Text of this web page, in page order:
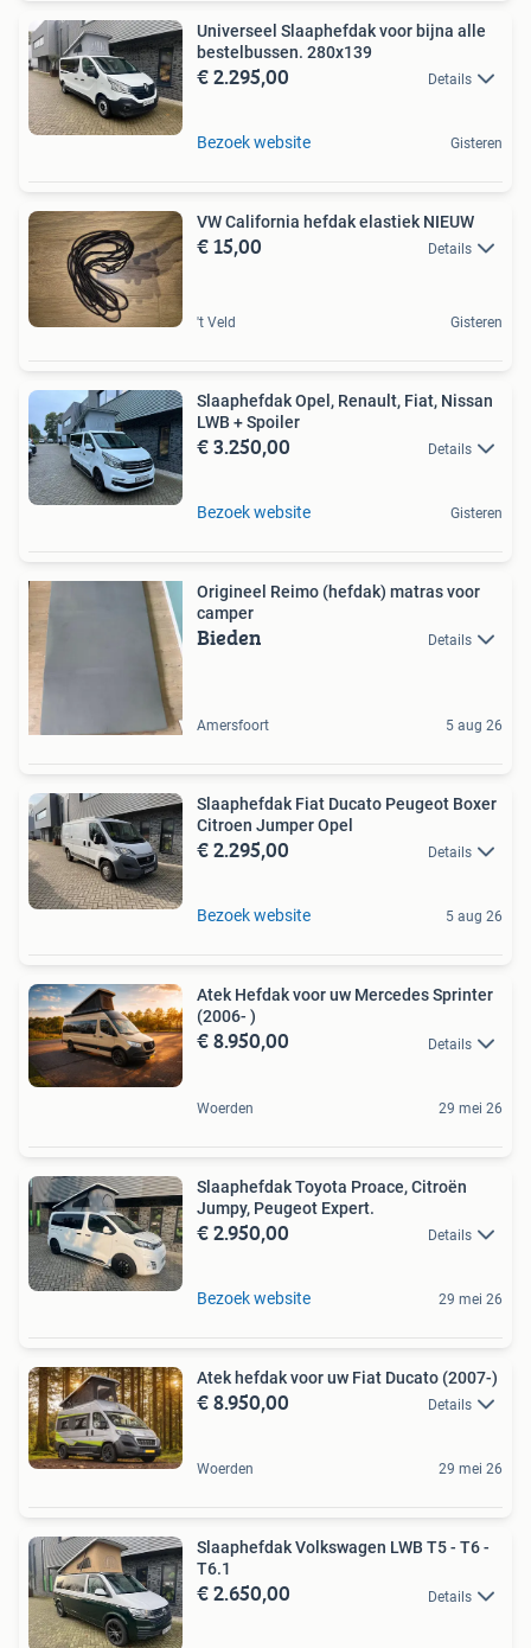
Universeel Slaaphefdak voor bijna alle
bestelbussen. 280x139
€ 2.295,00 Details
Bezoek website Gisteren
VW California hefdak elastiek NIEUW
€ 15,00 Details
't Veld Gisteren
Slaaphefdak Opel, Renault, Fiat, Nissan
LWB + Spoiler
€ 3.250,00 Details
Bezoek website Gisteren
Origineel Reimo (hefdak) matras voor
camper
Bieden Details
Amersfoort 5 aug 26
Slaaphefdak Fiat Ducato Peugeot Boxer
Citroen Jumper Opel
€ 2.295,00 Details
Bezoek website 5 aug 26
Atek Hefdak voor uw Mercedes Sprinter
(2006- )
€ 8.950,00 Details
Woerden 29 mei 26
Slaaphefdak Toyota Proace, Citroën
Jumpy, Peugeot Expert.
€ 2.950,00 Details
Bezoek website 29 mei 26
Atek hefdak voor uw Fiat Ducato (2007-)
€ 8.950,00 Details
Woerden 29 mei 26
Slaaphefdak Volkswagen LWB T5 - T6 -
T6.1
€ 2.650,00 Details